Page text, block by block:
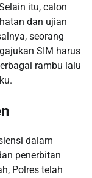
itu, calon
dan ujian
seorang
SIM harus
rambu lalu
dalam
penerbitan
Polres telah